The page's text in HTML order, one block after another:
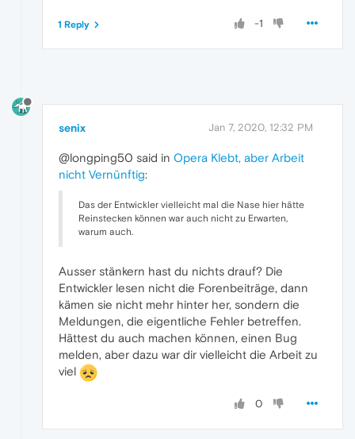
-1
1 Reply
senix Jan 7, 2020, 12:32 PM
@longping50 said in Opera Klebt, aber Arbeit
nicht Vernünftig:
Das der Entwickler vielleicht mal die Nase hier hätte
Reinstecken können war auch nicht zu Erwarten,
warum auch.
Ausser stänkern hast du nichts drauf? Die
Entwickler lesen nicht die Forenbeiträge, dann
kämen sie nicht mehr hinter her, sondern die
Meldungen, die eigentliche Fehler betreffen.
Hättest du auch machen können, einen Bug
melden, aber dazu war dir vielleicht die Arbeit zu
viel
0